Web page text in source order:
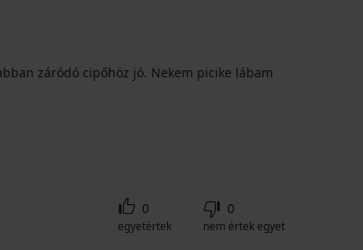
záródó cipőhöz jó. Nekem picike lábam
0
egyetértek
0
nem értek egyet